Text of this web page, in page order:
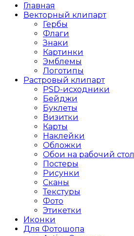
Главная
Векторный клипарт
Гербы
Флаги
Знаки
Картинки
Эмблемы
Логотипы
Растровый клипарт
PSD-исходники
Бейджи
Буклеты
Визитки
Карты
Наклейки
Обложки
Обои на рабочий стол
Постеры
Рисунки
Сканы
Текстуры
Фото
Этикетки
Иконки
Для Фотошопа